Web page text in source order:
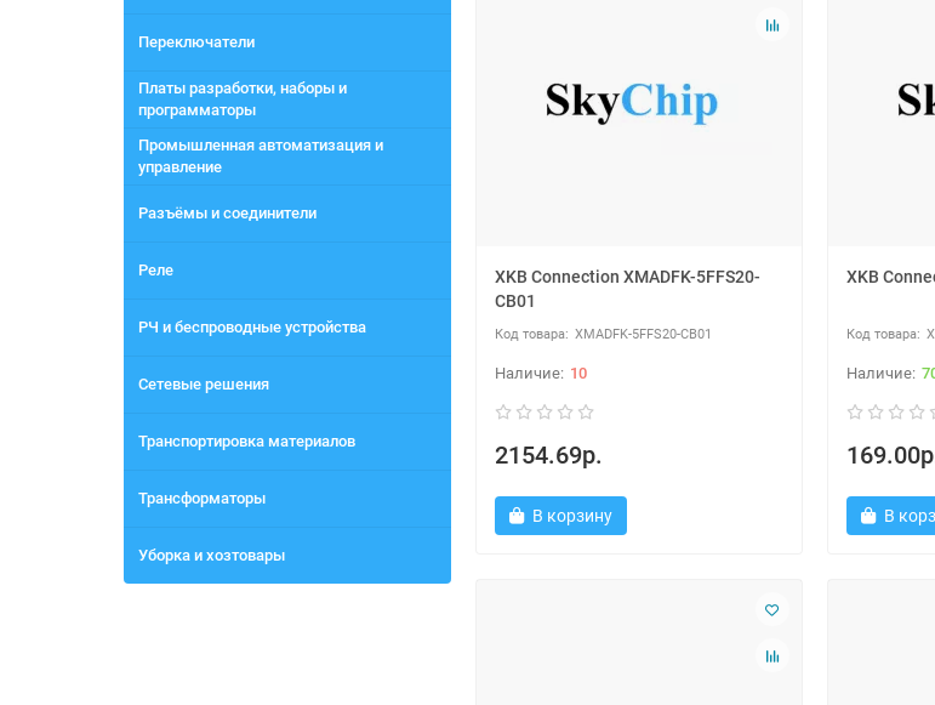
Переключатели
Платы разработки, наборы и
программаторы
Промышленная автоматизация и
управление
Разъёмы и соединители
Реле
РЧ и беспроводные устройства
Сетевые решения
Транспортировка материалов
Трансформаторы
Уборка и хозтовары
XKB Connection XMADFK-5FFS20-
CB01
XMADFK-5FFS20-CB01
10
2154.69р.
В корзину
XKB
В